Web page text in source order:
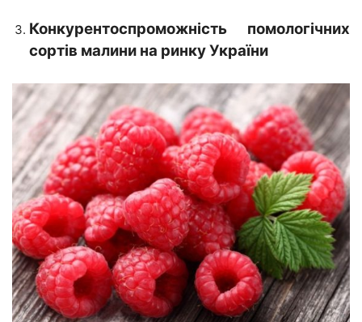
Конкурентоспроможність помологічних
сортів малини на ринку України